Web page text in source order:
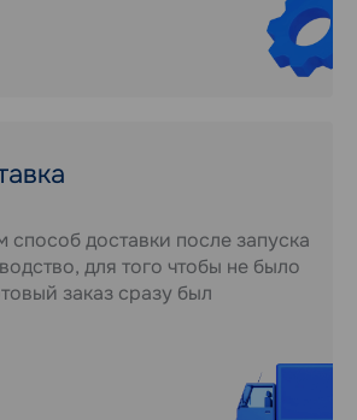
способ доставки после запуска
для того чтобы не было
заказ сразу был